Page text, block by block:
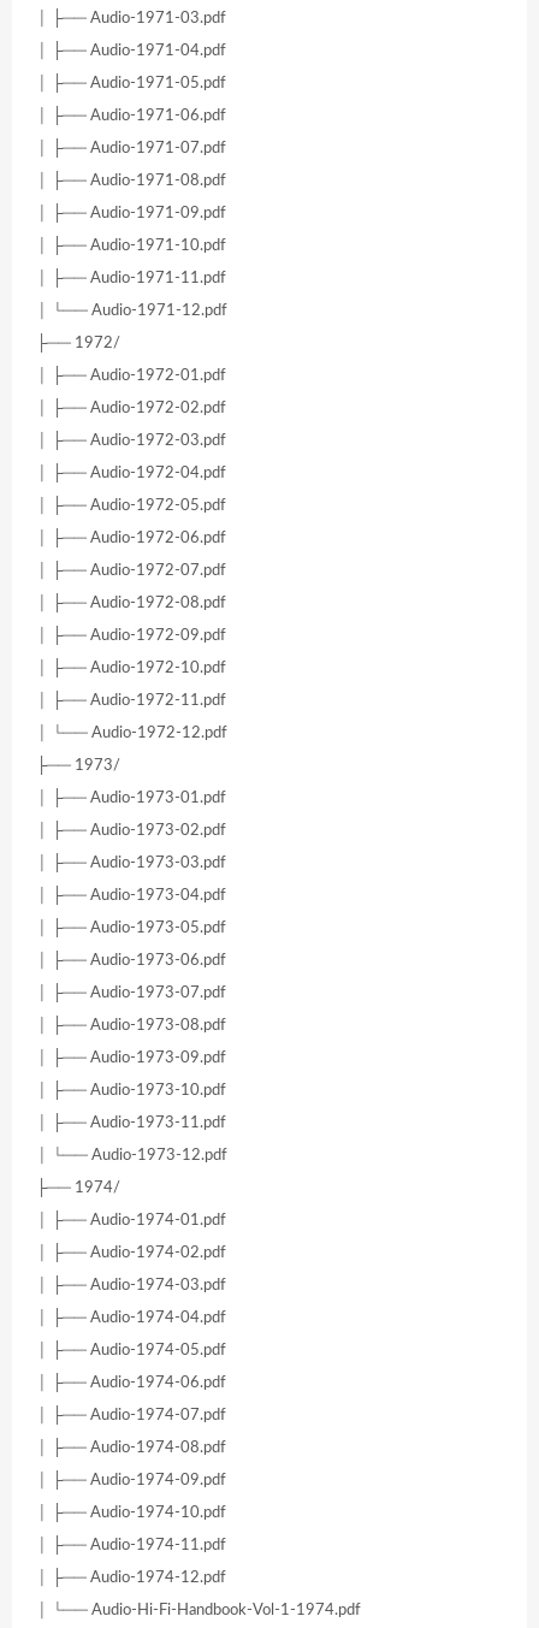
│ ├── Audio-1971-03.pdf
│ ├── Audio-1971-04.pdf
│ ├── Audio-1971-05.pdf
│ ├── Audio-1971-06.pdf
│ ├── Audio-1971-07.pdf
│ ├── Audio-1971-08.pdf
│ ├── Audio-1971-09.pdf
│ ├── Audio-1971-10.pdf
│ ├── Audio-1971-11.pdf
│ └── Audio-1971-12.pdf
├── 1972/
│ ├── Audio-1972-01.pdf
│ ├── Audio-1972-02.pdf
│ ├── Audio-1972-03.pdf
│ ├── Audio-1972-04.pdf
│ ├── Audio-1972-05.pdf
│ ├── Audio-1972-06.pdf
│ ├── Audio-1972-07.pdf
│ ├── Audio-1972-08.pdf
│ ├── Audio-1972-09.pdf
│ ├── Audio-1972-10.pdf
│ ├── Audio-1972-11.pdf
│ └── Audio-1972-12.pdf
├── 1973/
│ ├── Audio-1973-01.pdf
│ ├── Audio-1973-02.pdf
│ ├── Audio-1973-03.pdf
│ ├── Audio-1973-04.pdf
│ ├── Audio-1973-05.pdf
│ ├── Audio-1973-06.pdf
│ ├── Audio-1973-07.pdf
│ ├── Audio-1973-08.pdf
│ ├── Audio-1973-09.pdf
│ ├── Audio-1973-10.pdf
│ ├── Audio-1973-11.pdf
│ └── Audio-1973-12.pdf
├── 1974/
│ ├── Audio-1974-01.pdf
│ ├── Audio-1974-02.pdf
│ ├── Audio-1974-03.pdf
│ ├── Audio-1974-04.pdf
│ ├── Audio-1974-05.pdf
│ ├── Audio-1974-06.pdf
│ ├── Audio-1974-07.pdf
│ ├── Audio-1974-08.pdf
│ ├── Audio-1974-09.pdf
│ ├── Audio-1974-10.pdf
│ ├── Audio-1974-11.pdf
│ ├── Audio-1974-12.pdf
│ └── Audio-Hi-Fi-Handbook-Vol-1-1974.pdf